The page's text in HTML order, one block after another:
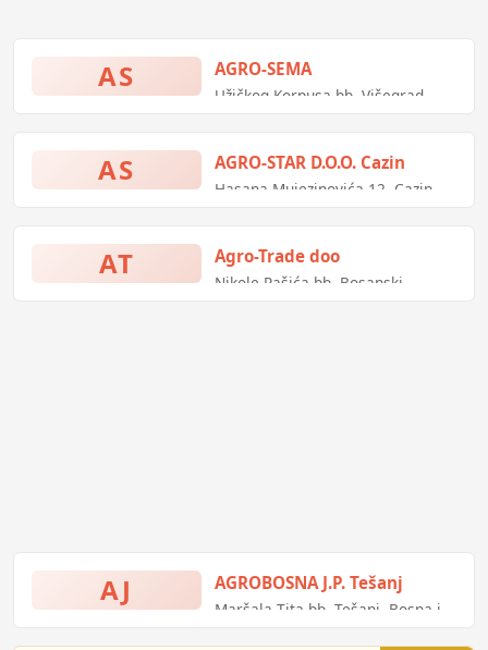
AS AGRO-SEMA
Užičkog Korpusa bb, Višegrad,
AS AGRO-STAR D.O.O. Cazin
Hasana Mujezinovića 12, Cazin,
AT Agro-Trade doo
Nikole Pašića bb, Bosanski
AJ AGROBOSNA J.P. Tešanj
Maršala Tita bb, Tešanj, Bosna i